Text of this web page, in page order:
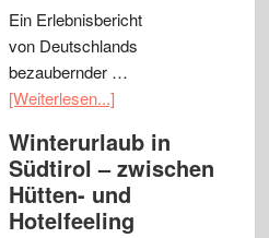
Ein Erlebnisbericht
von Deutschlands
bezaubernder …
[Weiterlesen...]
Winterurlaub in
Südtirol – zwischen
Hütten- und
Hotelfeeling